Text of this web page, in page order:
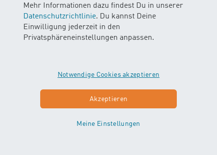
Mehr Informationen dazu findest Du in unserer
Datenschutzrichtlinie. Du kannst Deine
Einwilligung jederzeit in den
Privatsphäreneinstellungen anpassen.
Notwendige Cookies akzeptieren
Akzeptieren
Meine Einstellungen
AB 10 WOCHEN
In diesem Kurs können Babys das
Element Wasser mit all ihren Sinnen
ohne Unterstützung der Eltern…
Mehr zu Minis